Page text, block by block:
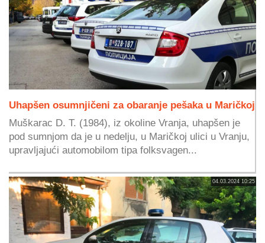
Uhapšen osumnjičeni za obaranje pešaka u Maričkoj
Muškarac D. T. (1984), iz okoline Vranja, uhapšen je
pod sumnjom da je u nedelju, u Maričkoj ulici u Vranju,
upravljajući automobilom tipa folksvagen...
04.03.2024 10:25